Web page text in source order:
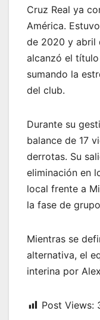
Cruz Real ya
América.
de 2020 y abril
alcanzó el
sumando la
del club.
Durante su
balance de 17
derrotas. Su
eliminación en
local frente a
la fase de
Mientras se
alternativa, el
interina por
Post Views: